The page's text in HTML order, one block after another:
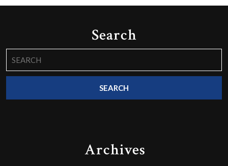
Search
for:
Archives